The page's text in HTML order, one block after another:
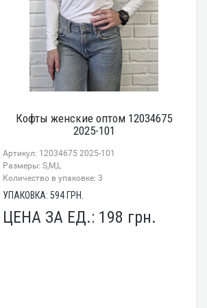
Кофты женские оптом 12034675
2025-101
Артикул: 12034675 2025-101
Размеры: S,M,L
Количество в упаковке: 3
УПАКОВКА: 594 ГРН.
ЦЕНА ЗА ЕД.: 198 грн.